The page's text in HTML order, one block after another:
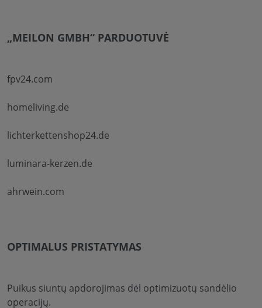
„MEILON GMBH“ PARDUOTUVĖ
fpv24.com
homeliving.de
lichterkettenshop24.de
luminara-kerzen.de
ahrwein.com
OPTIMALUS PRISTATYMAS
Puikus siuntų apdorojimas dėl optimizuotų sandėlio
operacijų.